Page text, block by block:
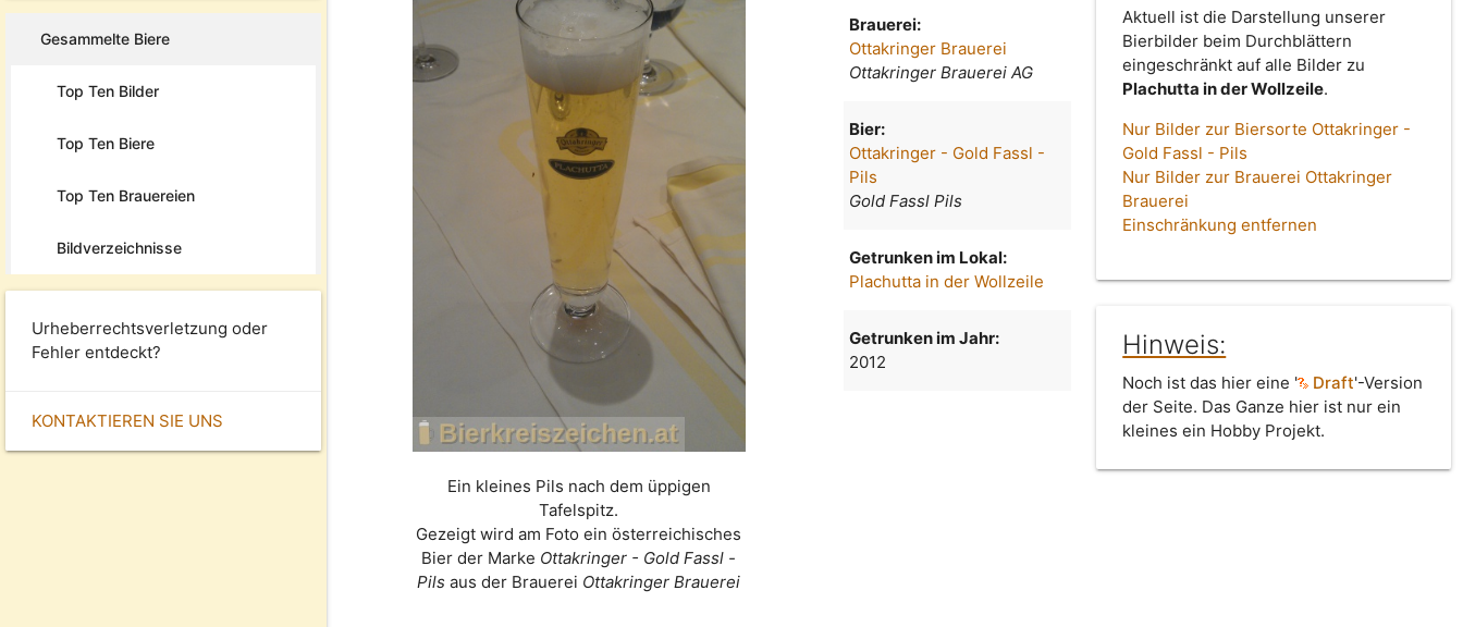
Gesammelte Biere
Top Ten Bilder
Top Ten Biere
Top Ten Brauereien
Bildverzeichnisse
Urheberrechtsverletzung oder
Fehler entdeckt?
KONTAKTIEREN SIE UNS
Ein kleines Pils nach dem üppigen
Tafelspitz.
Gezeigt wird am Foto ein österreichisches
Bier der Marke Ottakringer - Gold Fassl -
Pils aus der Brauerei Ottakringer Brauerei
Brauerei:
Ottakringer Brauerei
Ottakringer Brauerei AG
Bier:
Ottakringer - Gold Fassl -
Pils
Gold Fassl Pils
Getrunken im Lokal:
Plachutta in der Wollzeile
Getrunken im Jahr:
2012
Aktuell ist die Darstellung unserer
Bierbilder beim Durchblättern
eingeschränkt auf alle Bilder zu
Plachutta in der Wollzeile.
Nur Bilder zur Biersorte Ottakringer -
Gold Fassl - Pils
Nur Bilder zur Brauerei Ottakringer
Brauerei
Einschränkung entfernen
Hinweis:
Noch ist das hier eine ' Draft'-Version
der Seite. Das Ganze hier ist nur ein
kleines ein Hobby Projekt.